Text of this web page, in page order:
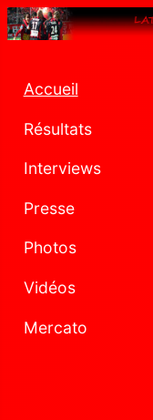
Accueil
Résultats
Interviews
Presse
Photos
Vidéos
Mercato